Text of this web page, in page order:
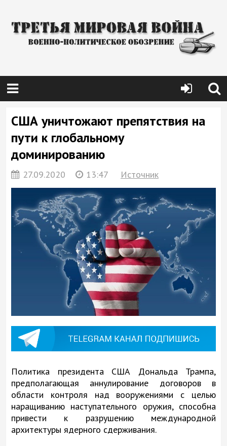
США уничтожают препятствия на
пути к глобальному
доминированию
27.09.2020 13:47 Источник
Политика президента США Дональда Трампа,
предполагающая аннулирование договоров в
области контроля над вооружениями с целью
наращиванию наступательного оружия, способна
привести к разрушению международной
архитектуры ядерного сдерживания.